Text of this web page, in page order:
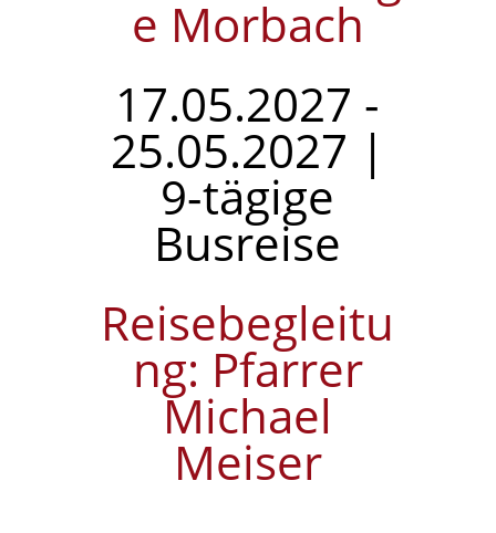
e Morbach
17.05.2027 -
25.05.2027 |
9-tägige
Busreise
Reisebegleitu
ng: Pfarrer
Michael
Meiser